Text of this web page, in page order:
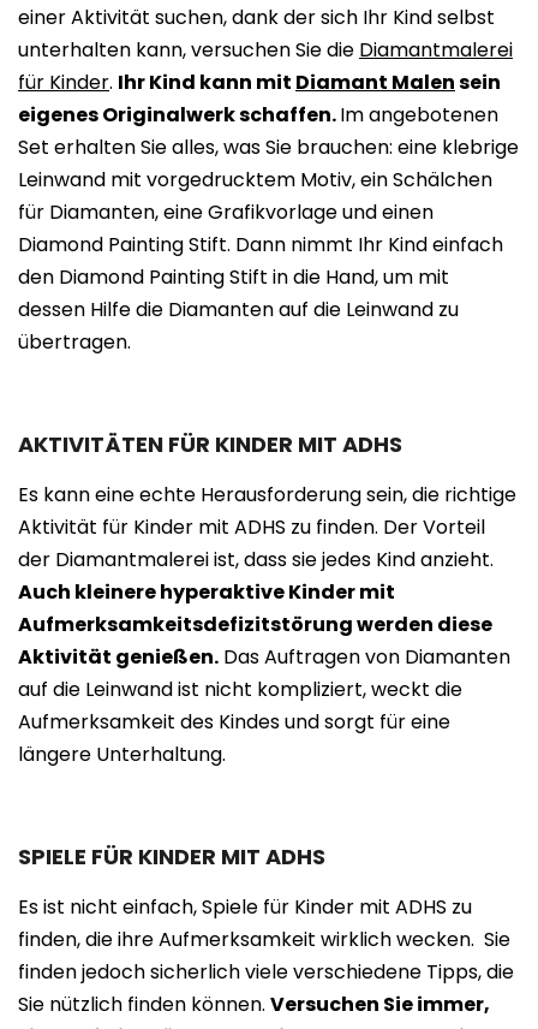
einer Aktivität suchen, dank der sich Ihr Kind selbst
unterhalten kann, versuchen Sie die Diamantmalerei
für Kinder. Ihr Kind kann mit Diamant Malensein
eigenes Originalwerk schaffen.Im angebotenen
Set erhalten Sie alles, was Sie brauchen: eine klebrige
Leinwand mit vorgedrucktem Motiv, ein Schälchen
für Diamanten, eine Grafikvorlage und einen
Diamond Painting Stift. Dann nimmt Ihr Kind einfach
den Diamond Painting Stift in die Hand, um mit
dessen Hilfe die Diamanten auf die Leinwand zu
übertragen.
AKTIVITÄTEN FÜR KINDER MIT ADHS
Es kann eine echte Herausforderung sein, die richtige
Aktivität für Kinder mit ADHS zu finden. Der Vorteil
der Diamantmalerei ist, dass sie jedes Kind anzieht.
Auch kleinere hyperaktive Kinder mit
Aufmerksamkeitsdefizitstörung werden diese
Aktivität genießen. Das Auftragen von Diamanten
auf die Leinwand ist nicht kompliziert, weckt die
Aufmerksamkeit des Kindes und sorgt für eine
längere Unterhaltung.
SPIELE FÜR KINDER MIT ADHS
Es ist nicht einfach, Spiele für Kinder mit ADHS zu
finden, die ihre Aufmerksamkeit wirklich wecken. Sie
finden jedoch sicherlich viele verschiedene Tipps, die
Sie nützlich finden können. Versuchen Sie immer,